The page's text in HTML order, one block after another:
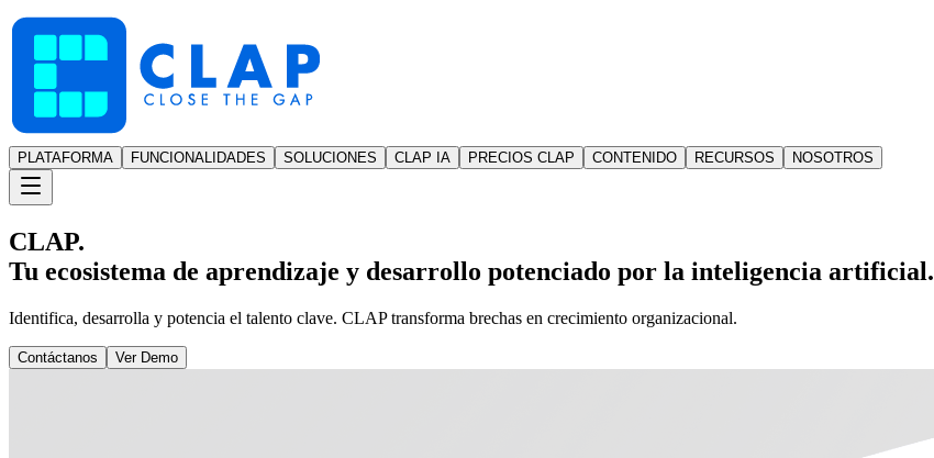
PLATAFORMA FUNCIONALIDADES SOLUCIONES CLAP IA PRECIOS CLAP CONTENIDO RECURSOS NOSOTROS
CLAP.
Tu ecosistema de aprendizaje y desarrollo potenciado por la inteligencia artificial.
Identifica, desarrolla y potencia el talento clave. CLAP transforma brechas en crecimiento organizacional.
Contáctanos Ver Demo